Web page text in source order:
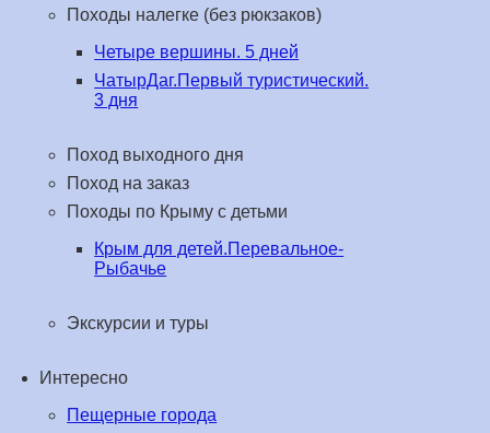
Походы налегке (без рюкзаков)
Четыре вершины. 5 дней
ЧатырДаг.Первый туристический.
3 дня
Поход выходного дня
Поход на заказ
Походы по Крыму с детьми
Крым для детей.Перевальное-
Рыбачье
Экскурсии и туры
Интересно
Пещерные города